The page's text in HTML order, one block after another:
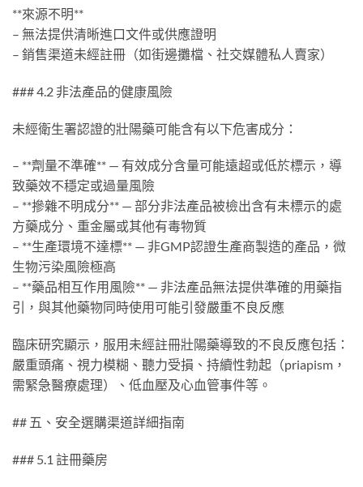
**來源不明**
– 無法提供清晰進口文件或供應證明
– 銷售渠道未經註冊（如街邊攤檔、社交媒體私人賣家）
### 4.2 非法產品的健康風險
未經衛生署認證的壯陽藥可能含有以下危害成分：
– **劑量不準確** — 有效成分含量可能遠超或低於標示，導
致藥效不穩定或過量風險
– **摻雜不明成分** — 部分非法產品被檢出含有未標示的處
方藥成分、重金屬或其他有毒物質
– **生產環境不達標** — 非GMP認證生產商製造的產品，微
生物污染風險極高
– **藥品相互作用風險** — 非法產品無法提供準確的用藥指
引，與其他藥物同時使用可能引發嚴重不良反應
臨床研究顯示，服用未經註冊壯陽藥導致的不良反應包括：
嚴重頭痛、視力模糊、聽力受損、持續性勃起（priapism，
需緊急醫療處理）、低血壓及心血管事件等。
## 五、安全選購渠道詳細指南
### 5.1 註冊藥房